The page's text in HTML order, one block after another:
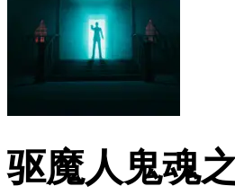
驱魔人鬼魂